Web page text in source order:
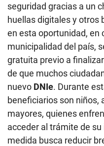
seguridad gracias a un
huellas digitales y otros
en esta oportunidad, en
municipalidad del país,
gratuita previo a finalizar
de que muchos
nuevo DNIe. Durante
beneficiarios son niños,
mayores, quienes
acceder al trámite de
medida busca reducir